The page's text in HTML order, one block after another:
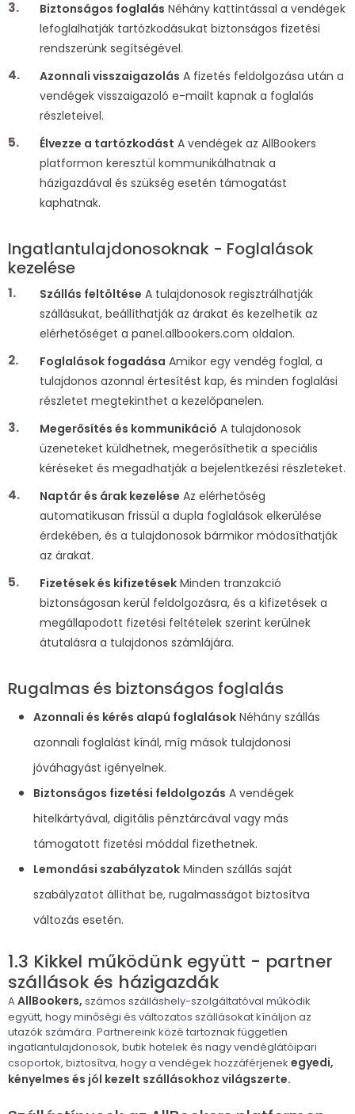
Biztonságos foglalás Néhány kattintással a vendégek
lefoglalhatják tartózkodásukat biztonságos fizetési
rendszerünk segítségével.
Azonnali visszaigazolás A fizetés feldolgozása után a
vendégek visszaigazoló e-mailt kapnak a foglalás
részleteivel.
Élvezze a tartózkodást A vendégek az AllBookers
platformon keresztül kommunikálhatnak a
házigazdával és szükség esetén támogatást
kaphatnak.
Ingatlantulajdonosoknak - Foglalások
kezelése
Szállás feltöltése A tulajdonosok regisztrálhatják
szállásukat, beállíthatják az árakat és kezelhetik az
elérhetőséget a panel.allbookers.com oldalon.
Foglalások fogadása Amikor egy vendég foglal, a
tulajdonos azonnal értesítést kap, és minden foglalási
részletet megtekinthet a kezelőpanelen.
Megerősítés és kommunikáció A tulajdonosok
üzeneteket küldhetnek, megerősíthetik a speciális
kéréseket és megadhatják a bejelentkezési részleteket.
Naptár és árak kezelése Az elérhetőség
automatikusan frissül a dupla foglalások elkerülése
érdekében, és a tulajdonosok bármikor módosíthatják
az árakat.
Fizetések és kifizetések Minden tranzakció
biztonságosan kerül feldolgozásra, és a kifizetések a
megállapodott fizetési feltételek szerint kerülnek
átutalásra a tulajdonos számlájára.
Rugalmas és biztonságos foglalás
Azonnali és kérés alapú foglalások Néhány szállás
azonnali foglalást kínál, míg mások tulajdonosi
jóváhagyást igényelnek.
Biztonságos fizetési feldolgozás A vendégek
hitelkártyával, digitális pénztárcával vagy más
támogatott fizetési móddal fizethetnek.
Lemondási szabályzatok Minden szállás saját
szabályzatot állíthat be, rugalmasságot biztosítva
változás esetén.
1.3 Kikkel működünk együtt - partner
szállások és házigazdák
AAllBookers, számos szálláshely-szolgáltatóval működik
együtt, hogy minőségi és változatos szállásokat kínáljon az
utazók számára. Partnereink közé tartoznak független
ingatlantulajdonosok, butik hotelek és nagy vendéglátóipari
csoportok, biztosítva, hogy a vendégek hozzáférjenek egyedi,
kényelmes és jól kezelt szállásokhoz világszerte.